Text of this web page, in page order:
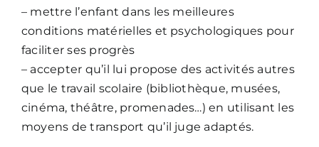
– mettre l’enfant dans les meilleures
conditions matérielles et psychologiques pour
faciliter ses progrès
– accepter qu’il lui propose des activités autres
que le travail scolaire (bibliothèque, musées,
cinéma, théâtre, promenades…) en utilisant les
moyens de transport qu’il juge adaptés.